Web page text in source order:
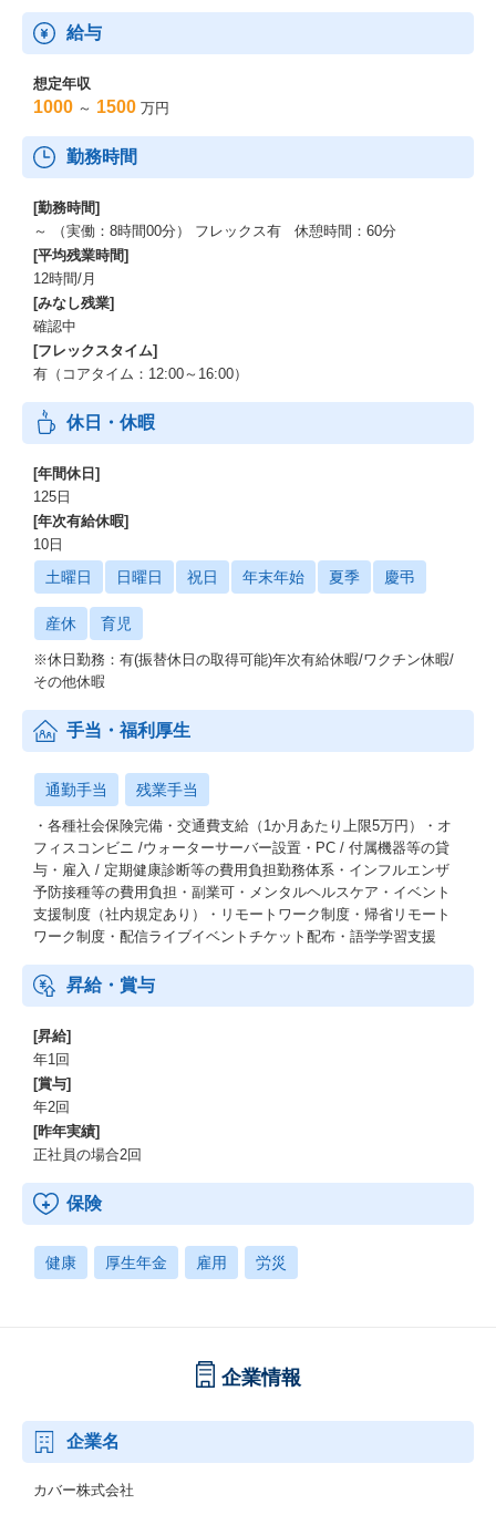
給与
想定年収
1000 ～ 1500 万円
勤務時間
[勤務時間]
～ （実働：8時間00分） フレックス有 休憩時間：60分
[平均残業時間]
12時間/月
[みなし残業]
確認中
[フレックスタイム]
有（コアタイム：12:00～16:00）
休日・休暇
[年間休日]
125日
[年次有給休暇]
10日
土曜日 日曜日 祝日 年末年始 夏季 慶弔
産休 育児
※休日勤務：有(振替休日の取得可能)年次有給休暇/ワクチン休暇/
その他休暇
手当・福利厚生
通勤手当 残業手当
・各種社会保険完備・交通費支給（1か月あたり上限5万円）・オ
フィスコンビニ /ウォーターサーバー設置・PC / 付属機器等の貸
与・雇入 / 定期健康診断等の費用負担勤務体系・インフルエンザ
予防接種等の費用負担・副業可・メンタルヘルスケア・イベント
支援制度（社内規定あり）・リモートワーク制度・帰省リモート
ワーク制度・配信ライブイベントチケット配布・語学学習支援
昇給・賞与
[昇給]
年1回
[賞与]
年2回
[昨年実績]
正社員の場合2回
保険
健康 厚生年金 雇用 労災
企業情報
企業名
カバー株式会社